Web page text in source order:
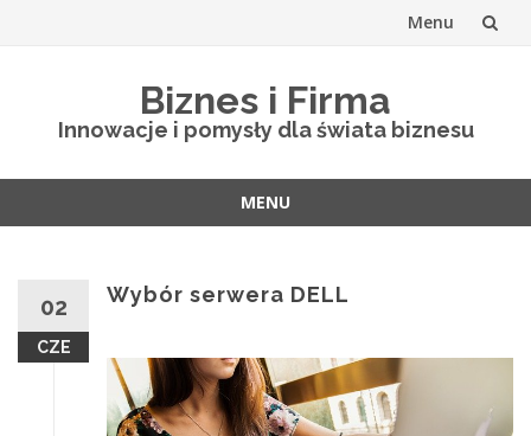
Menu
Biznes i Firma
Innowacje i pomysły dla świata biznesu
MENU
02
CZE
Wybór serwera DELL